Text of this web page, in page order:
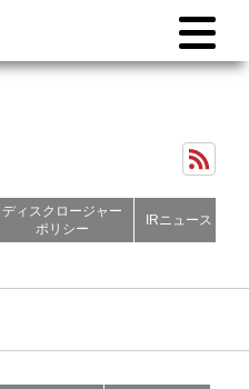
ディスクロージャー
ポリシー
IRニュース